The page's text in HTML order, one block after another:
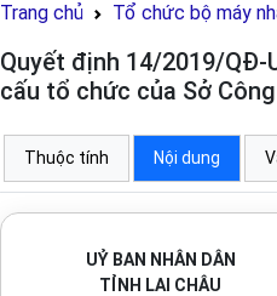
Trang chủ Tổ chức bộ máy
Quyết định 14/2019/QĐ-
cấu tổ chức của Sở
Thuộc tính Nội dung
UỶ BAN NHÂN DÂN
TỈNH LAI CHÂU